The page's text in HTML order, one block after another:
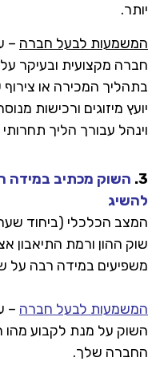
יותר.
המשמעות לבעל חברה –
חברה מקצועית ובעיקר
בתהליך המכירה או
יועץ מיזוגים ורכישות
וינהל עבורך הליך
3. השוק מכתיב במידה
להשיג
המצב הכלכלי (ביחוד שער
שוק ההון ורמת התיאבון
משפיעים במידה רבה על
המשמעות לבעל חברה –
השוק על מנת לקבוע מהו
החברה שלך.